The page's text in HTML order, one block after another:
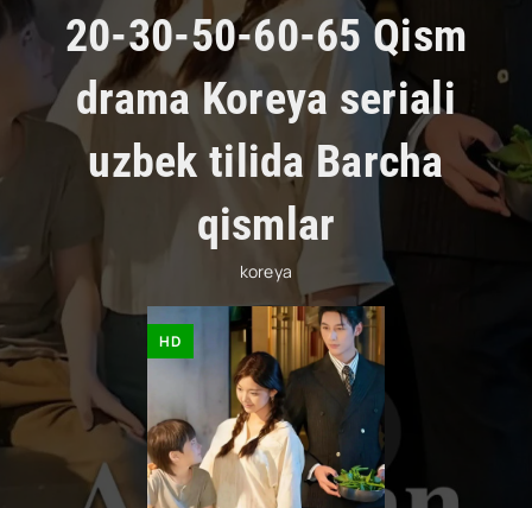
20-30-50-60-65 Qism
drama Koreya seriali
uzbek tilida Barcha
qismlar
koreya
HD